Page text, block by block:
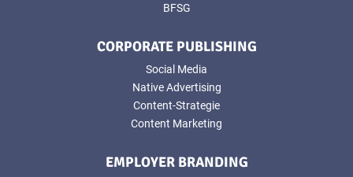
BFSG
CORPORATE PUBLISHING
Social Media
Native Advertising
Content-Strategie
Content Marketing
EMPLOYER BRANDING